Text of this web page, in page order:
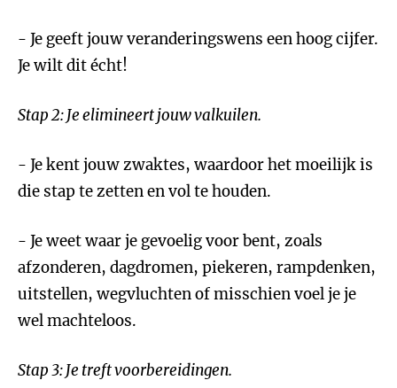
- Je geeft jouw veranderingswens een hoog cijfer.
Je wilt dit écht!
Stap 2: Je elimineert jouw valkuilen.
- Je kent jouw zwaktes, waardoor het moeilijk is
die stap te zetten en vol te houden.
- Je weet waar je gevoelig voor bent, zoals
afzonderen, dagdromen, piekeren, rampdenken,
uitstellen, wegvluchten of misschien voel je je
wel machteloos.
Stap 3: Je treft voorbereidingen.